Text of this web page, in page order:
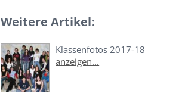
Weitere Artikel:
Klassenfotos 2017-18
anzeigen...